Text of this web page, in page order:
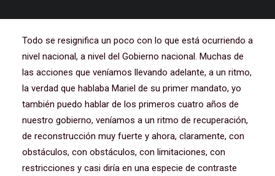
Todo se resignifica un poco con lo que está ocurriendo a
nivel nacional, a nivel del Gobierno nacional. Muchas de
las acciones que veníamos llevando adelante, a un ritmo,
la verdad que hablaba Mariel de su primer mandato, yo
también puedo hablar de los primeros cuatro años de
nuestro gobierno, veníamos a un ritmo de recuperación,
de reconstrucción muy fuerte y ahora, claramente, con
obstáculos, con obstáculos, con limitaciones, con
restricciones y casi diría en una especie de contraste